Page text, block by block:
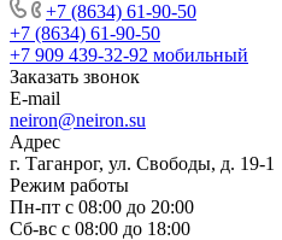
+7 (8634) 61-90-50
+7 (8634) 61-90-50
+7 909 439-32-92 мобильный
Заказать звонок
E-mail
neiron@neiron.su
Адрес
г. Таганрог, ул. Свободы, д. 19-1
Режим работы
Пн-пт с 08:00 до 20:00
Сб-вс с 08:00 до 18:00